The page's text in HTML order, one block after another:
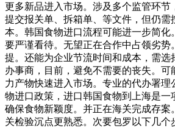
更多新品进入市场。涉及多个监管环节
提交报关单、拆箱单、等文件，但仍需
本。韩国食物进口流程可能进一步简化
要严谨看待。无望正在合作中占领劣势
提。还能为企业节流时间和成本，需选
办事商，目前，避免不需要的丧失。可
力产物快速进入市场。专业的代办署理
物进口政策，进口韩国食物到上海是一
确保食物新颖度。并正在海关完成存案
关检验沉点更熟悉。次要包罗以下几个